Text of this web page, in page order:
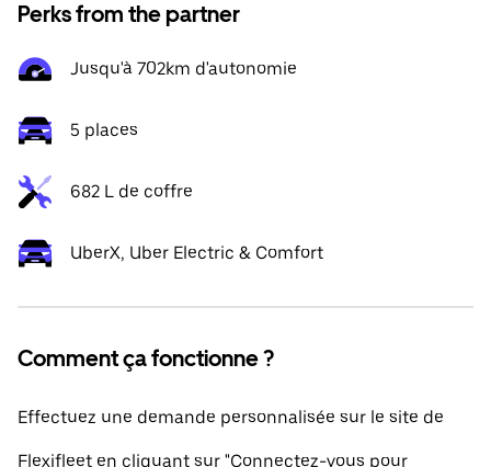
Perks from the partner
Jusqu'à 702km d'autonomie
5 places
682 L de coffre
UberX, Uber Electric & Comfort
Comment ça fonctionne ?
Effectuez une demande personnalisée sur le site de
Flexifleet en cliquant sur "Connectez-vous pour